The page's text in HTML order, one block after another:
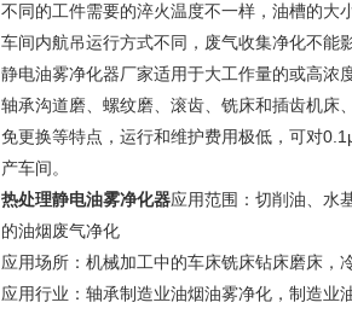
不同的工件需要的淬火温度不一样，油槽的大
车间内航吊运行方式不同，废气收集净化不能
静电油雾净化器厂家适用于大工作量的或高浓
轴承沟道磨、螺纹磨、滚齿、铣床和插齿机
免更换等特点，运行和维护费用极低，可对
产车间。
热处理静电油雾净化器应用范围：切削油、水
的油烟废气净化
应用场所：机械加工中的车床铣床钻床磨床，
应用行业：轴承制造业油烟油雾净化，制造业